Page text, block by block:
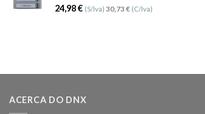
24,98€ (S/Iva) 30,73 € (C/Iva)
ACERCA DO DNX